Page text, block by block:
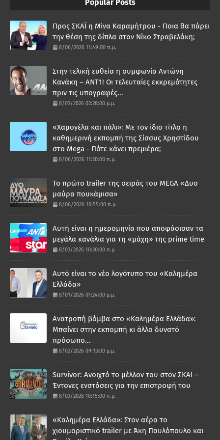
Popular Posts
Προς ΣΚΑΪ η Μίνα Καραμήτρου - Ποια θα πάρει
την θέση της δίπλα στον Νίκο Στραβελάκη;
8/06/2026 11:49:00 π.μ.
Στην τελική ευθεία η συμφωνία Αντώνη
Κανάκη – ΑΝΤ1! Οι τελευταίες εκκρεμότητες
πριν τις υπογραφές...
8/03/2026 02:28:00 μ.μ.
«Χαμογέλα και πάλι»: Με τον ίδιο τίτλο η
καθημερινή εκπομπή της Σίσσυς Χρηστίδου
στο Mega - Πότε κάνει πρεμιέρα;
8/06/2026 11:20:00 π.μ.
Το πρώτο trailer της σειράς του MEGA «Δυο
μαύρα πουκάμισα»
8/06/2026 10:55:00 π.μ.
Αυτή είναι η ημερομηνία που αποφάσισαν τα
μεγάλα κανάλια για τη «μάχη» της prime time
8/03/2026 10:30:00 π.μ.
Αυτό είναι το νέο λογότυπο του «Καλημέρα
Ελλάδα»
8/01/2026 01:24:00 μ.μ.
Ανατροπή βόμβα στο «Καλημέρα Ελλάδα»:
Μπαίνει στην εκπομπή κι άλλο δυνατό
πρόσωπο...
8/02/2026 09:13:00 μ.μ.
Survivor: Ανοιχτό το μέλλον του στον ΣΚΑΪ –
Έντονες ενστάσεις για την επιστροφή του
8/03/2026 10:15:00 π.μ.
«Καλημέρα Ελλάδα»: Στον αέρα το
χιουμοριστικό trailer με Άκη Παυλόπουλο και